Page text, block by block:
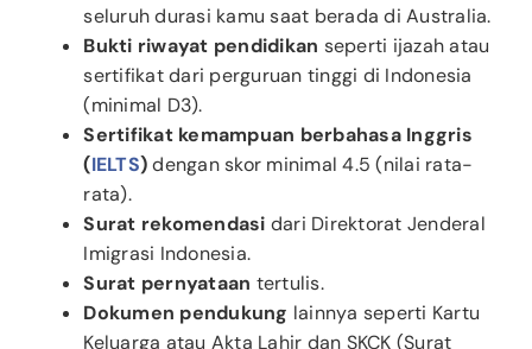
seluruh durasi kamu saat berada di Australia.
Bukti riwayat pendidikan seperti ijazah atau
sertifikat dari perguruan tinggi di Indonesia
(minimal D3).
Sertifikat kemampuan berbahasa Inggris
(IELTS)dengan skor minimal 4.5 (nilai rata-
rata).
Surat rekomendasi dari Direktorat Jenderal
Imigrasi Indonesia.
Surat pernyataan tertulis.
Dokumen pendukung lainnya seperti Kartu
Keluarga atau Akta Lahir dan SKCK (Surat